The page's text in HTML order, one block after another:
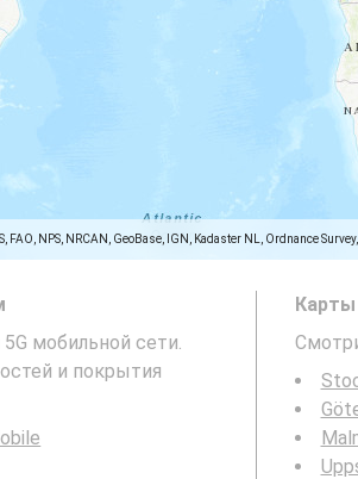
FAO, NPS, NRCAN, GeoBase, IGN, Kadaster NL, Ordnance
мобильной сети.
и покрытия
Карты